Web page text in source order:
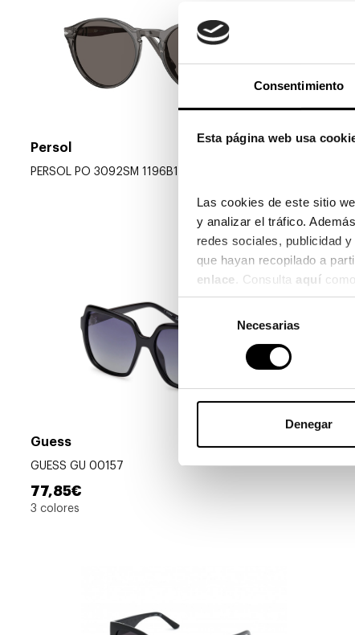
Consentimiento
Esta página web usa
Las cookies de este sitio
y analizar el tráfico.
redes sociales, publicidad
enlace . Consulta aquí
de
consentimiento
Necesarias
Denegar
Persol
PERSOL PO 3092SM 1196B1
Guess
GUESS GU 00157
77,85€
3 colores